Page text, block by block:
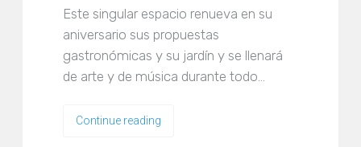
Este singular espacio renueva en su
aniversario sus propuestas
gastronómicas y su jardín y se llenará
de arte y de música durante todo…
Continue reading